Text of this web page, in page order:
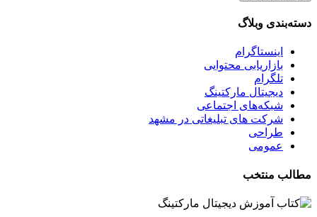
دسته‌بندی وبلاگ
اینستاگرام
بازاریابی محتوایی
تلگرام
دیجیتال مارکتینگ
شبکه‌های اجتماعی
شرکت های تبلیغاتی در مشهد
طراحی
عمومی
مطالب منتخب